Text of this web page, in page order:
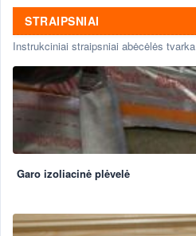
STRAIPSNIAI
Instrukciniai straipsniai abėcėlės tvarka
Garo izoliacinė plėvelė